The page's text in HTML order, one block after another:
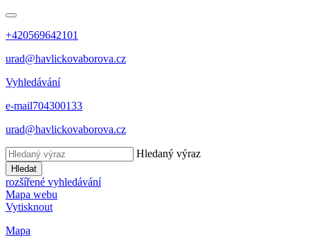
+420569642101
urad@havlickovaborova.cz
Vyhledávání
e-mail704300133
urad@havlickovaborova.cz
Hledaný výraz
Hledat
rozšířené vyhledávání
Mapa webu
Vytisknout
Mapa